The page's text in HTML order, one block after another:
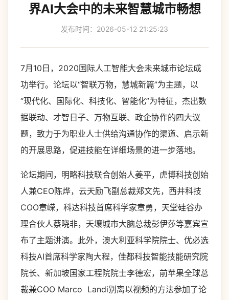
界AI大会中的未来智慧城市畅想
发布时间：2026-05-12 21:25:23
7月10日，2020国际人工智能大会未来城市论坛成
功举行。论坛以“智联万物，慧城新篇”为主题，以
“现代化、国际化、科技化、智能化”为特征，杰出数
据联动、才智日子、万物互联、政企协作的四大议
题，致力于为职业人士供给沟通协作的渠道、启示新
的开展思路，促进技能在详细场景的进一步落地。
论坛期间，明略科技联合创始人姜平，虎博科技创始
人兼CEO陈烨，云天励飞副总裁郑文先，西井科技
COO章嵘，科达科技首席科学家章勇，天堂硅谷办
理合伙人蔡晓非，天壤城市大脑总裁彭伊莎等嘉宾宣
布了主题讲演。此外，澳大利亚科学院院士、优必选
科技AI首席科学家陶大程，佳都科技智能技能研究院
院长、新加坡国家工程院院士李德宏，前苹果全球总
裁兼COO Marco Landi别离以视频的方法参加了论